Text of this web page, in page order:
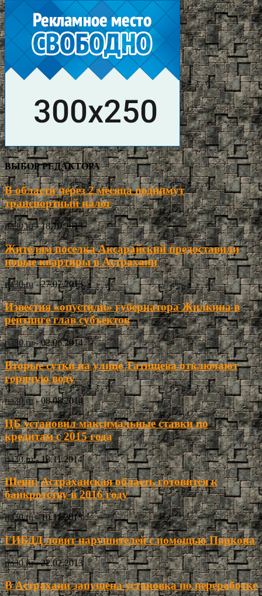
ВЫБОР РЕДАКТОРА
В области через 2 месяца поднимут
транспортный налог
ria30.ru - 18.10.2013
Жителям поселка Аксарайский предоставили
новые квартиры в Астрахани
ria30.ru - 27.07.2013
Известия «опустили» губернатора Жилкина в
рейтинге глав субъектов
ria30.ru - 02.06.2014
Вторые сутки на улице Татищева отключают
горячую воду
ria30.ru - 08.08.2014
ЦБ установил максимальные ставки по
кредитам с 2015 года
ria30.ru - 18.11.2014
Шеин: Астраханская область готовится к
банкротству в 2016 году
ria30.ru - 10.11.2015
ГИБДД ловит нарушителей с помощью Паркона
ria30.ru - 22.02.2013
В Астрахани запущена установка по переработке